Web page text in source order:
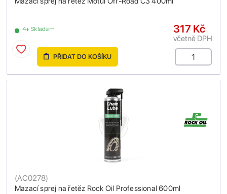
4+ Skladem 317 Kč
včetně DPH
PŘIDAT DO KOŠÍKU
Mazací sprej na řetěz Rock Oil Professional 600ml
(AC0278)